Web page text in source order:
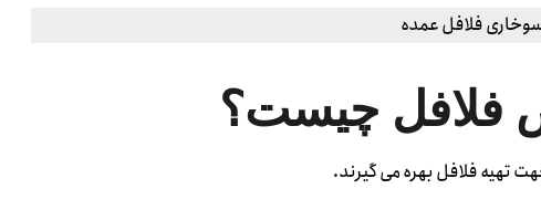
فلافل چیست؟
تهیه فلافل بهره می گیرند.